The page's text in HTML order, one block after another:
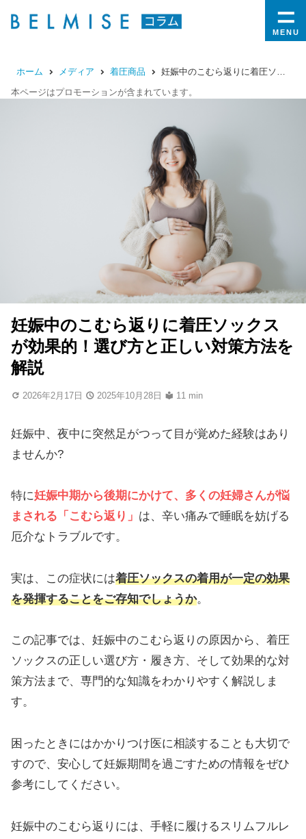
MENU
ホーム メディア 着圧商品
妊娠中のこむら返りに着圧ソックスが効果的！選び方と正しい対策方法を解説
本ページはプロモーションが含まれています。
妊娠中のこむら返りに着圧ソックス
が効果的！選び方と正しい対策方法を
解説
2026年2月17日 2025年10月28日 11 min
妊娠中、夜中に突然足がつって目が覚めた経験はあり
ませんか?
特に妊娠中期から後期にかけて、多くの妊婦さんが悩
まされる「こむら返り」 は、辛い痛みで睡眠を妨げる
厄介なトラブルです。
実は、この症状には着圧ソックスの着用が一定の効果
を発揮することをご存知でしょうか。
この記事では、妊娠中のこむら返りの原因から、着圧
ソックスの正しい選び方・履き方、そして効果的な対
策方法まで、専門的な知識をわかりやすく解説しま
す。
困ったときにはかかりつけ医に相談することも大切で
すので、安心して妊娠期間を過ごすための情報をぜひ
参考にしてください。
妊娠中のこむら返りには、手軽に履けるスリムフルレ